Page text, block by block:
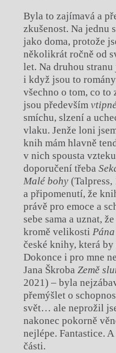
Byla to zajímavá a
zkušenost. Na jednu
jako doma, protože
několikrát ročně od
let. Na druhou stranu
i když jsou to
všechno o tom, co to
jsou především
smíchu, slzení a
vlaku. Jenže loni
knih mám hlavně
v nich spousta
doporučení třeba
Malé bohy
a připomenutí, že
právě pro emoce a
sebe sama a uznat,
kromě velikosti
české knihy, která
Dokonce i pro mne
Jana Škroba Země
2021) – byla
přemýšlet o
svět… ale neprožil
nakonec pokorně
nejlépe. Fantastice.
části.